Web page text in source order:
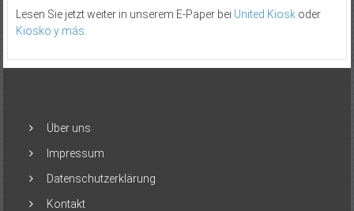
Lesen Sie jetzt weiter in unserem E-Paper bei United Kioskoder
Kiosko y más.
Über uns
Impressum
Datenschutzerklärung
Kontakt